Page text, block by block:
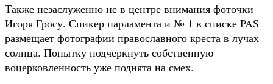
Также незаслуженно не в центре внимания фоточки
Игоря Гросу. Спикер парламента и № 1 в списке PAS
размещает фотографии православного креста в лучах
солнца. Попытку подчеркнуть собственную
воцерковленность уже поднята на смех.